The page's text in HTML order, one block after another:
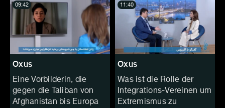
Oxus
Eine Vorbilderin, die
gegen die Taliban von
Afghanistan bis Europa
09:42
Oxus
Was ist die Rolle der
Integrations-Vereinen um
Extremismus zu
11:40